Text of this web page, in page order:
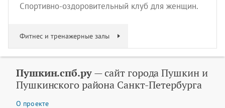
Спортивно-оздоровительный клуб для женщин.
Фитнес и тренажерные залы
Пушкин.спб.ру— сайт города Пушкин и
Пушкинского района Санкт-Петербурга
О проекте